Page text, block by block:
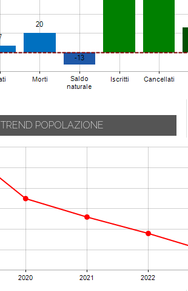
TREND POPOLAZIONE